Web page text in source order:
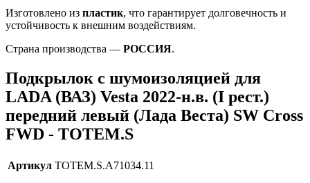
Изготовлено из пластик, что гарантирует долговечность и
устойчивость к внешним воздействиям.
Страна производства — РОССИЯ.
Подкрылок с шумоизоляцией для
LADA (ВАЗ) Vesta 2022-н.в. (I рест.)
передний левый (Лада Веста) SW Cross
FWD - TOTEM.S
Артикул TOTEM.S.A71034.11